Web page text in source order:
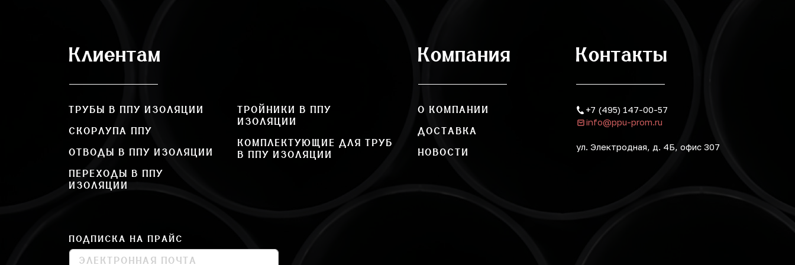
Клиентам
ТРУБЫ В ППУ ИЗОЛЯЦИИ
СКОРЛУПА ППУ
ОТВОДЫ В ППУ ИЗОЛЯЦИИ
ПЕРЕХОДЫ В ППУ
ИЗОЛЯЦИИ
ТРОЙНИКИ В ППУ
ИЗОЛЯЦИИ
КОМПЛЕКТУЮЩИЕ ДЛЯ ТРУБ
В ППУ ИЗОЛЯЦИИ
ПОДПИСКА НА ПРАЙС
Компания
О КОМПАНИИ
ДОСТАВКА
НОВОСТИ
Контакты
+7 (495) 147-00-57
info@ppu-prom.ru
ул. Электродная, д. 4Б, офис 307